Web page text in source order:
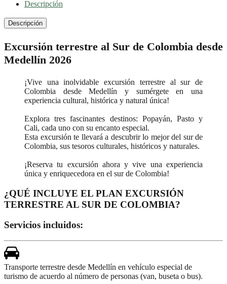
Descripción
Descripción
Excursión terrestre al Sur de Colombia desde
Medellín 2026
¡Vive una inolvidable excursión terrestre al sur de
Colombia desde Medellín y sumérgete en una
experiencia cultural, histórica y natural única!
Explora tres fascinantes destinos: Popayán, Pasto y
Cali, cada uno con su encanto especial.
Esta excursión te llevará a descubrir lo mejor del sur de
Colombia, sus tesoros culturales, históricos y naturales.
¡Reserva tu excursión ahora y vive una experiencia
única y enriquecedora en el sur de Colombia!
¿QUÉ INCLUYE EL PLAN EXCURSIÓN
TERRESTRE AL SUR DE COLOMBIA?
Servicios incluidos:
Transporte terrestre desde Medellín en vehículo especial de
turismo de acuerdo al número de personas (van, buseta o bus).